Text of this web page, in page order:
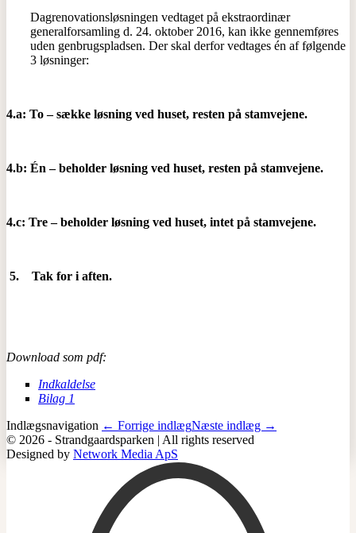
Dagrenovationsløsningen vedtaget på ekstraordinær
generalforsamling d. 24. oktober 2016, kan ikke gennemføres
uden genbrugspladsen. Der skal derfor vedtages én af følgende
3 løsninger:
4.a: To – sække løsning ved huset, resten på stamvejene.
4.b: Én – beholder løsning ved huset, resten på stamvejene.
4.c: Tre – beholder løsning ved huset, intet på stamvejene.
5. Tak for i aften.
Download som pdf:
Indkaldelse
Bilag 1
Indlægsnavigation ← Forrige indlægNæste indlæg →
© 2026 - Strandgaardsparken | All rights reserved
Designed by Network Media ApS